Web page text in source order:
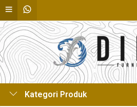
Kategori Produk